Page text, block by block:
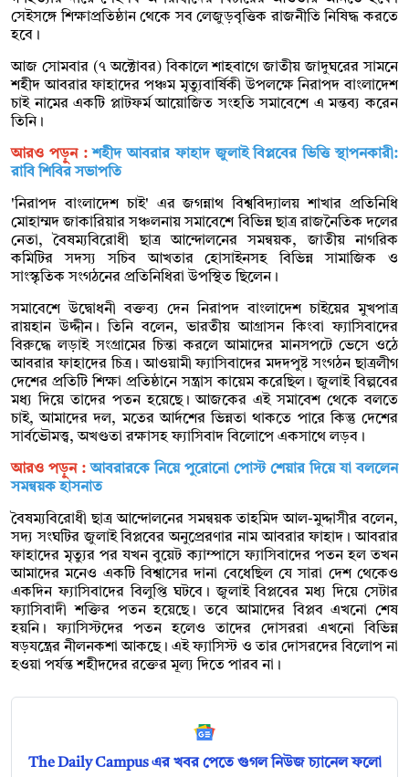
সেইসঙ্গে শিক্ষাপ্রতিষ্ঠান থেকে সব লেজুড়বৃত্তিক রাজনীতি নিষিদ্ধ করতে
হবে।
আজ সোমবার (৭ অক্টোবর) বিকালে শাহবাগে জাতীয় জাদুঘরের সামনে
শহীদ আবরার ফাহাদের পঞ্চম মৃত্যুবার্ষিকী উপলক্ষে নিরাপদ বাংলাদেশ
চাই নামের একটি প্লাটফর্ম আয়োজিত সংহতি সমাবেশে এ মন্তব্য করেন
তিনি।
আরও পড়ুন :শহীদ আবরার ফাহাদ জুলাই বিপ্লবের ভিত্তি স্থাপনকারী:
রাবি শিবির সভাপতি
'নিরাপদ বাংলাদেশ চাই' এর জগন্নাথ বিশ্ববিদ্যালয় শাখার প্রতিনিধি
মোহাম্মদ জাকারিয়ার সঞ্চলনায় সমাবেশে বিভিন্ন ছাত্র রাজনৈতিক দলের
নেতা, বৈষম্যবিরোধী ছাত্র আন্দোলনের সমন্বয়ক, জাতীয় নাগরিক
কমিটির সদস্য সচিব আখতার হোসাইনসহ বিভিন্ন সামাজিক ও
সাংস্কৃতিক সংগঠনের প্রতিনিধিরা উপস্থিত ছিলেন।
সমাবেশে উদ্বোধনী বক্তব্য দেন নিরাপদ বাংলাদেশ চাইয়ের মুখপাত্র
রায়হান উদ্দীন। তিনি বলেন, ভারতীয় আগ্রাসন কিংবা ফ্যাসিবাদের
বিরুদ্ধে লড়াই সংগ্রামের চিন্তা করলে আমাদের মানসপটে ভেসে ওঠে
আবরার ফাহাদের চিত্র। আওয়ামী ফ্যাসিবাদের মদদপুষ্ট সংগঠন ছাত্রলীগ
দেশের প্রতিটি শিক্ষা প্রতিষ্ঠানে সন্ত্রাস কায়েম করেছিল। জুলাই বিল্পবের
মধ্য দিয়ে তাদের পতন হয়েছে। আজকের এই সমাবেশ থেকে বলতে
চাই, আমাদের দল, মতের আর্দশের ভিন্নতা থাকতে পারে কিন্তু দেশের
সার্বভৌমত্ত্ব, অখণ্ডতা রক্ষাসহ ফ্যাসিবাদ বিলোপে একসাথে লড়ব।
আরও পড়ুন :আবরারকে নিয়ে পুরোনো পোস্ট শেয়ার দিয়ে যা বললেন
সমন্বয়ক হাসনাত
বৈষম্যবিরোধী ছাত্র আন্দোলনের সমন্বয়ক তাহমিদ আল-মুদ্দাসীর বলেন,
সদ্য সংঘটির জুলাই বিপ্লবের অনুপ্রেরণার নাম আবরার ফাহাদ। আবরার
ফাহাদের মৃত্যুর পর যখন বুয়েট ক্যাম্পাসে ফ্যাসিবাদের পতন হল তখন
আমাদের মনেও একটি বিশ্বাসের দানা বেধেছিল যে সারা দেশ থেকেও
একদিন ফ্যাসিবাদের বিলুপ্তি ঘটবে। জুলাই বিপ্লবের মধ্য দিয়ে সেটার
ফ্যাসিবাদী শক্তির পতন হয়েছে। তবে আমাদের বিপ্লব এখনো শেষ
হয়নি। ফ্যাসিস্টদের পতন হলেও তাদের দোসররা এখনো বিভিন্ন
ষড়যন্ত্রের নীলনকশা আকছে। এই ফ্যাসিস্ট ও তার দোসরদের বিলোপ না
হওয়া পর্যন্ত শহীদদের রক্তের মূল্য দিতে পারব না।
The Daily Campus এর খবর পেতে গুগল নিউজ চ্যানেল ফলো